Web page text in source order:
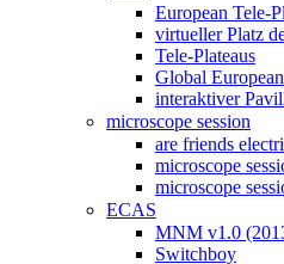
European Tele-
virtueller Platz
Tele-Plateaus
Global
interaktiver
microscope session
are friends
microscope
microscope
ECAS
MNM v1.0
Switchboy